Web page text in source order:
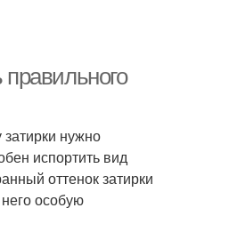
нужно
испортить вид
оттенок затирки
особую